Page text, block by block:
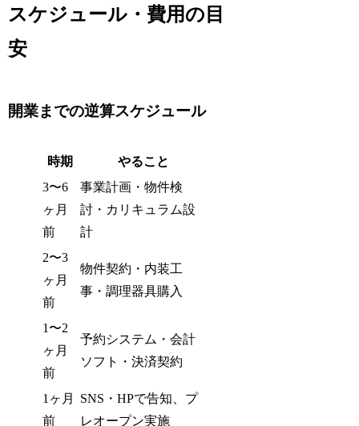
スケジュール・費用の目
安
開業までの逆算スケジュール
時期
やること
3〜6
ヶ月
前
事業計画・物件検
討・カリキュラム設
計
2〜3
ヶ月
前
物件契約・内装工
事・調理器具購入
1〜2
ヶ月
前
予約システム・会計
ソフト・決済契約
1ヶ月
前
SNS・HPで告知、プ
レオープン実施